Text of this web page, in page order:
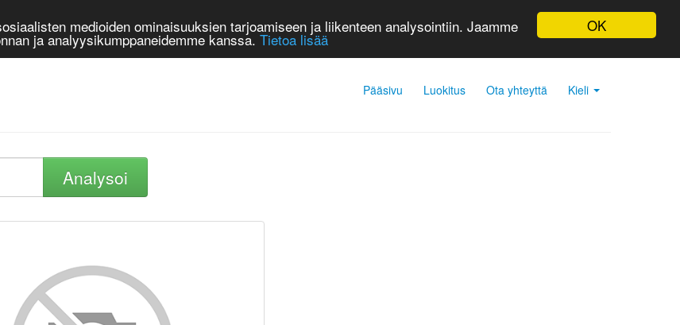
OK
medioiden ominaisuuksien tarjoamiseen ja liikenteen analysointiin. Jaamme
ja analyysikumppaneidemme kanssa. Tietoa lisää
Pääsivu Luokitus Ota yhteyttä Kieli
Analysoi